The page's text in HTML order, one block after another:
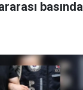
basında